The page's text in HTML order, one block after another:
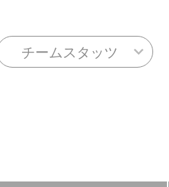
チームスタッツ